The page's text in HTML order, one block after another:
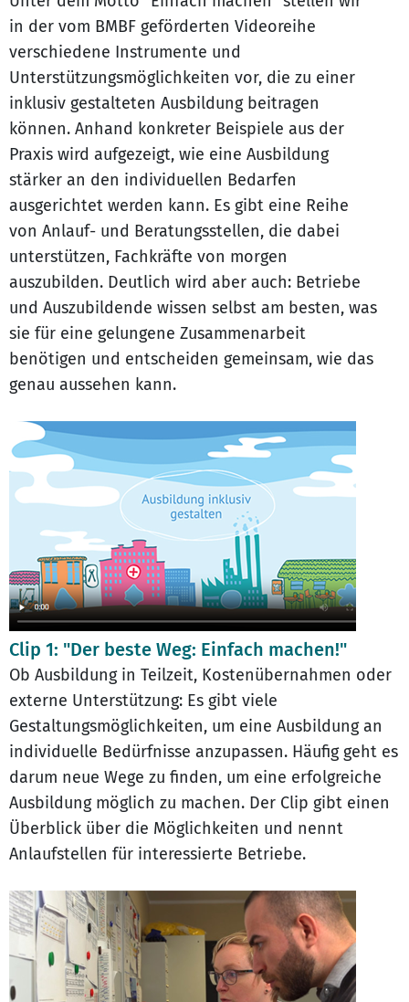
in der vom BMBF geförderten Videoreihe
verschiedene Instrumente und
Unterstützungsmöglichkeiten vor, die zu einer
inklusiv gestalteten Ausbildung beitragen
können. Anhand konkreter Beispiele aus der
Praxis wird aufgezeigt, wie eine Ausbildung
stärker an den individuellen Bedarfen
ausgerichtet werden kann. Es gibt eine Reihe
von Anlauf- und Beratungsstellen, die dabei
unterstützen, Fachkräfte von morgen
auszubilden. Deutlich wird aber auch: Betriebe
und Auszubildende wissen selbst am besten, was
sie für eine gelungene Zusammenarbeit
benötigen und entscheiden gemeinsam, wie das
genau aussehen kann.
Clip 1: "Der beste Weg: Einfach machen!"
Ob Ausbildung in Teilzeit, Kostenübernahmen oder
externe Unterstützung: Es gibt viele
Gestaltungsmöglichkeiten, um eine Ausbildung an
individuelle Bedürfnisse anzupassen. Häufig geht es
darum neue Wege zu finden, um eine erfolgreiche
Ausbildung möglich zu machen. Der Clip gibt einen
Überblick über die Möglichkeiten und nennt
Anlaufstellen für interessierte Betriebe.